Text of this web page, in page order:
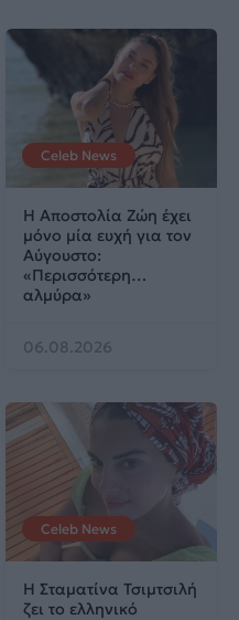
Celeb News
Η Αποστολία Ζώη έχει
μόνο μία ευχή για τον
Αύγουστο:
«Περισσότερη…
αλμύρα»
06.08.2026
Celeb News
Η Σταματίνα Τσιμτσιλή
ζει το ελληνικό